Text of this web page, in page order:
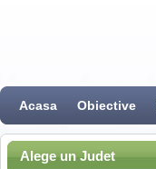
Acasa Obiective
Alege un Judet